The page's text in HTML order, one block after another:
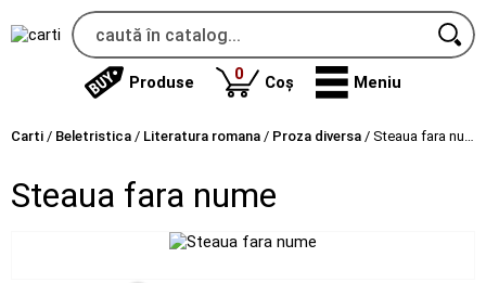
Produse 0produse
Coș Meniu
Carti / Beletristica / Literatura romana / Proza diversa / Steaua fara nume
Steaua fara nume